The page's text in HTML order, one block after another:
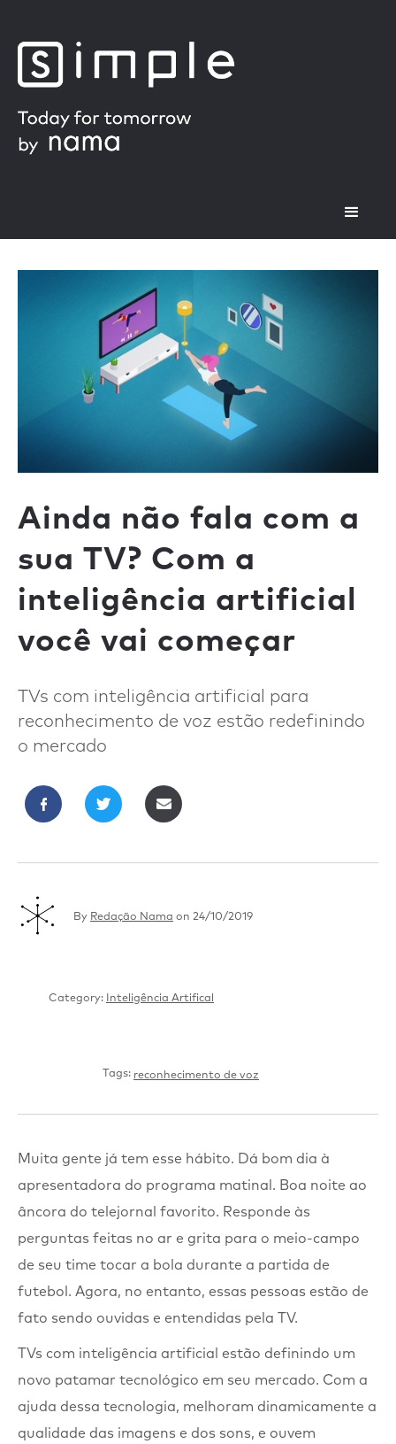
Ainda não fala com a
sua TV? Com a
inteligência artificial
você vai começar
TVs com inteligência artificial para
reconhecimento de voz estão redefinindo
o mercado
By Redação Nama on 24/10/2019
Category: Inteligência Artifical
Tags: reconhecimento de voz
Muita gente já tem esse hábito. Dá bom dia à
apresentadora do programa matinal. Boa noite ao
âncora do telejornal favorito. Responde às
perguntas feitas no ar e grita para o meio-campo
de seu time tocar a bola durante a partida de
futebol. Agora, no entanto, essas pessoas estão de
fato sendo ouvidas e entendidas pela TV.
TVs com inteligência artificial estão definindo um
novo patamar tecnológico em seu mercado. Com a
ajuda dessa tecnologia, melhoram dinamicamente a
qualidade das imagens e dos sons, e ouvem